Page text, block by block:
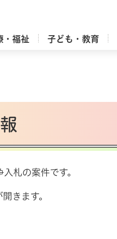
・福祉 子ども・教育
札の案件です。
きます。